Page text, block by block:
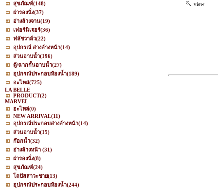
สุขภัณฑ์(148)
ฝารองนั่ง(37)
อ่างล้างจาน(19)
เฟอร์นิเจอร์(36)
ฟลัชวาล์ว(22)
อุปกรณ์ อ่างล้างหน้า(14)
ส่วนอาบน้ำ(196)
ตู้/ฉากกั้นอาบน้ำ(27)
อุปกรณ์ประกอบห้องน้ำ(189)
อะไหล่(725)
LA BELLE
PRODUCT(2)
MARVEL
อะไหล่(0)
NEW ARRIVAL(11)
อุปกรณ์ประกอบอ่างล้างหน้า(14)
ส่วนอาบน้ำ(15)
ก๊อกน้ำ(32)
อ่างล้างหน้า (31)
ฝารองนั่ง(8)
สุขภัณฑ์(24)
โถปัสสาวะชาย(13)
อุปกรณ์ประกอบห้องน้ำ(244)
view